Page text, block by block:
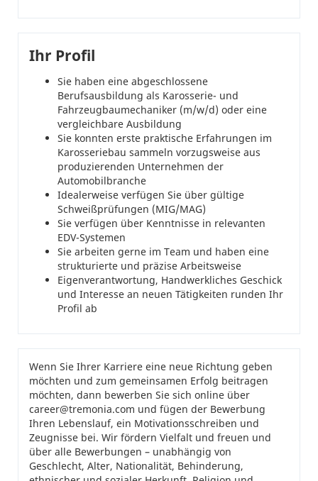
Ihr Profil
Sie haben eine abgeschlossene
Berufsausbildung als Karosserie- und
Fahrzeugbaumechaniker (m/w/d) oder eine
vergleichbare Ausbildung
Sie konnten erste praktische Erfahrungen im
Karosseriebau sammeln vorzugsweise aus
produzierenden Unternehmen der
Automobilbranche
Idealerweise verfügen Sie über gültige
Schweißprüfungen (MIG/MAG)
Sie verfügen über Kenntnisse in relevanten
EDV-Systemen
Sie arbeiten gerne im Team und haben eine
strukturierte und präzise Arbeitsweise
Eigenverantwortung, Handwerkliches Geschick
und Interesse an neuen Tätigkeiten runden Ihr
Profil ab
Wenn Sie Ihrer Karriere eine neue Richtung geben
möchten und zum gemeinsamen Erfolg beitragen
möchten, dann bewerben Sie sich online über
career@tremonia.com und fügen der Bewerbung
Ihren Lebenslauf, ein Motivationsschreiben und
Zeugnisse bei. Wir fördern Vielfalt und freuen und
über alle Bewerbungen – unabhängig von
Geschlecht, Alter, Nationalität, Behinderung,